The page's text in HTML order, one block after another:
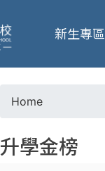
o
Home
升學金榜
新生專區